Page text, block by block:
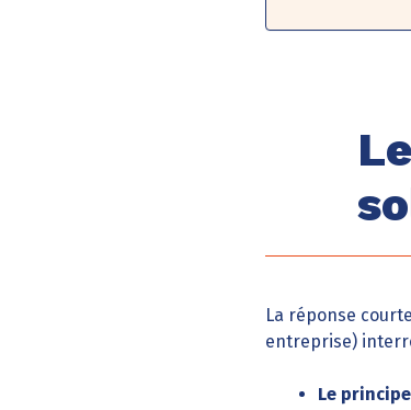
La réponse
entreprise)
Le